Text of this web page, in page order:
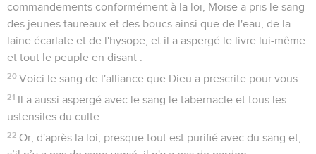
commandements conformément à la loi, Moïse a pris le sang
des jeunes taureaux et des boucs ainsi que de l'eau, de la
laine écarlate et de l'hysope, et il a aspergé le livre lui-même
et tout le peuple en disant :
20 Voici le sang de l'alliance que Dieu a prescrite pour vous.
21 Il a aussi aspergé avec le sang le tabernacle et tous les
ustensiles du culte.
22 Or, d'après la loi, presque tout est purifié avec du sang et,